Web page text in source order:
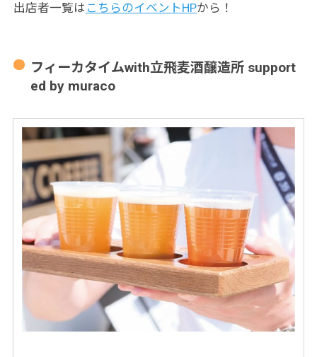
出店者一覧は こちらのイベントHPから！
フィーカタイムwith立飛麦酒醸造所 support
ed by muraco